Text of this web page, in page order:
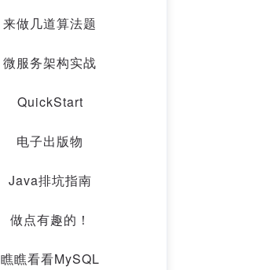
来做几道算法题
微服务架构实战
QuickStart
电子出版物
Java排坑指南
做点有趣的！
瞧瞧看看MySQL